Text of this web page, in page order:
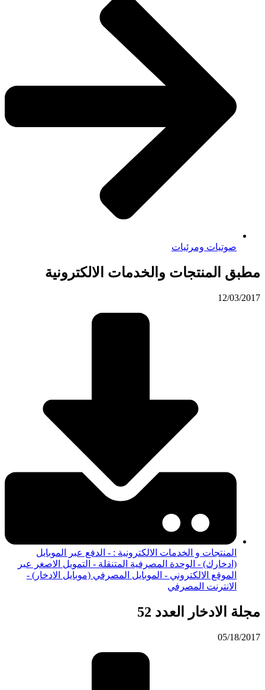
صوتيات ومرئيات
مطبق المنتجات والخدمات الالكترونية
12/03/2017
المنتجات و الخدمات الالكترونية : - الدفع عبر الموبايل
(ادخارك) - الوحدة المصرفية المتنقلة - التمويل الاصغر عبر
الموقع الالكتروني - الموبايل المصرفي (موبايل الادخار) -
الانترنت المصرفي
مجلة الادخار العدد 52
05/18/2017